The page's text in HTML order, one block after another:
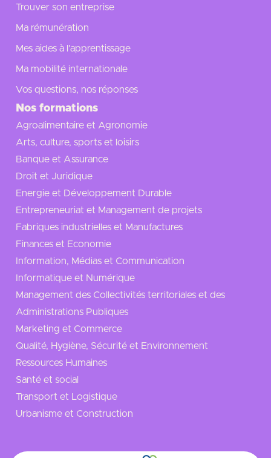
Trouver son entreprise
Ma rémunération
Mes aides à l'apprentissage
Ma mobilité internationale
Vos questions, nos réponses
Nos formations
Agroalimentaire et Agronomie
Arts, culture, sports et loisirs
Banque et Assurance
Droit et Juridique
Energie et Développement Durable
Entrepreneuriat et Management de projets
Fabriques industrielles et Manufactures
Finances et Economie
Information, Médias et Communication
Informatique et Numérique
Management des Collectivités territoriales et des
Administrations Publiques
Marketing et Commerce
Qualité, Hygiène, Sécurité et Environnement
Ressources Humaines
Santé et social
Transport et Logistique
Urbanisme et Construction